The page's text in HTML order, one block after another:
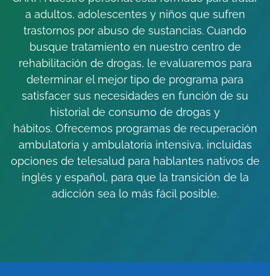
a adultos, adolescentes y niños que sufren
trastornos por abuso de sustancias. Cuando
busque tratamiento en nuestro centro de
rehabilitación de drogas, le evaluaremos para
determinar el mejor tipo de programa para
satisfacer sus necesidades en función de su
historial de consumo de drogas y
hábitos. Ofrecemos programas de recuperación
ambulatoria y ambulatoria intensiva, incluidas
opciones de telesalud para hablantes nativos de
inglés y español, para que la transición de la
adicción sea lo más fácil posible.